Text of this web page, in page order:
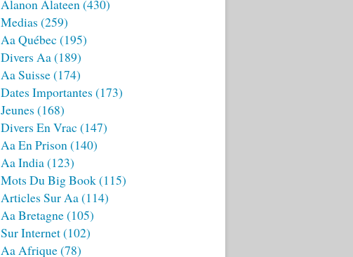
Alanon Alateen(430)
Medias (259)
Aa Québec (195)
Divers Aa(189)
Aa Suisse(174)
Dates Importantes (173)
Jeunes (168)
Divers En Vrac (147)
Aa En Prison(140)
Aa India(123)
Mots Du Big Book(115)
Articles Sur Aa(114)
Aa Bretagne(105)
Sur Internet(102)
Aa Afrique(78)